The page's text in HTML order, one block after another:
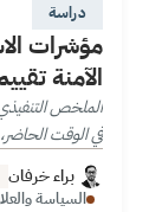
دراسة
مؤشرات
الآمنة
الملخص
في الوقت الحاضر،
الهامة والممَّكِنة
براء خرفان
السياسة